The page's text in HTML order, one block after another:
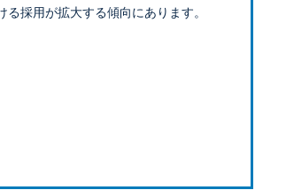
採用が拡大する傾向にあります。